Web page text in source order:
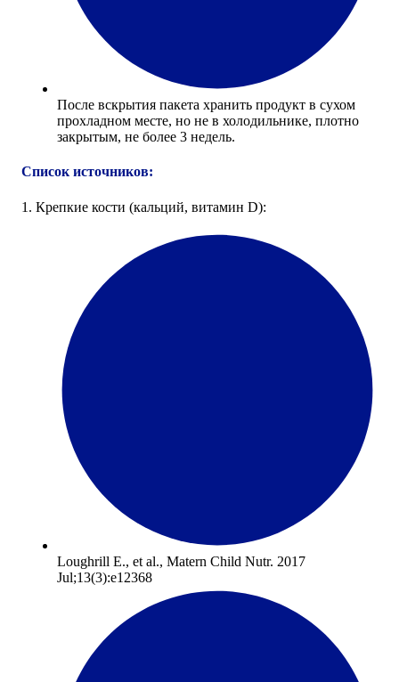
После вскрытия пакета хранить продукт в сухом
прохладном месте, но не в холодильнике, плотно
закрытым, не более 3 недель.
Список источников:
1. Крепкие кости (кальций, витамин D):
Loughrill E., et al., Matern Child Nutr. 2017
Jul;13(3):e12368